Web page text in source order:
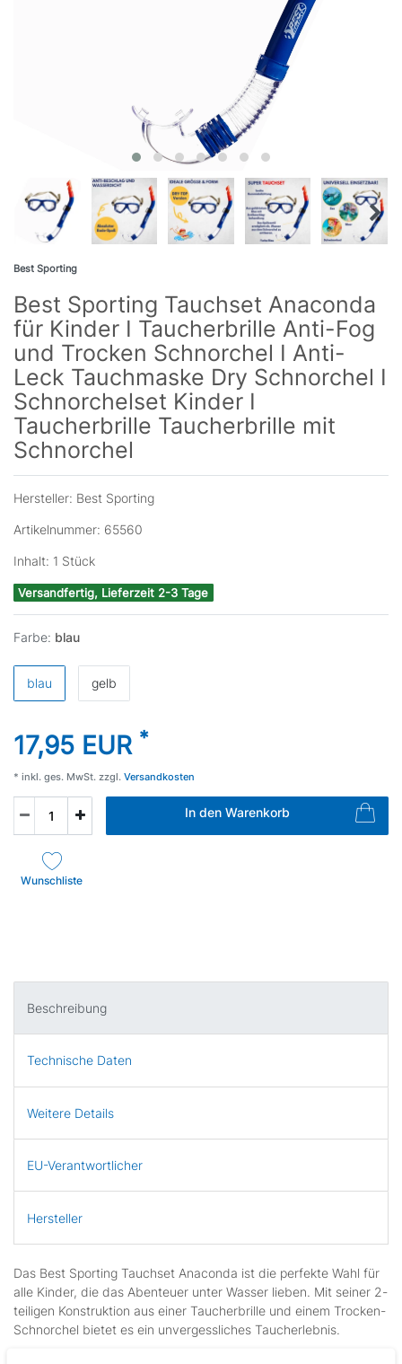
Best Sporting
Best Sporting Tauchset Anaconda
für Kinder I Taucherbrille Anti-Fog
und Trocken Schnorchel I Anti-
Leck Tauchmaske Dry Schnorchel I
Schnorchelset Kinder I
Taucherbrille Taucherbrille mit
Schnorchel
Hersteller: Best Sporting
Artikelnummer: 65560
Inhalt: 1 Stück
Versandfertig, Lieferzeit 2-3 Tage
Farbe: blau
blau gelb
17,95 EUR *
* inkl. ges. MwSt. zzgl. Versandkosten
In den Warenkorb
Wunschliste
Beschreibung
Technische Daten
Weitere Details
EU-Verantwortlicher
Hersteller
Das Best Sporting Tauchset Anaconda ist die perfekte Wahl für
alle Kinder, die das Abenteuer unter Wasser lieben. Mit seiner 2-
teiligen Konstruktion aus einer Taucherbrille und einem Trocken-
Schnorchel bietet es ein unvergessliches Taucherlebnis.